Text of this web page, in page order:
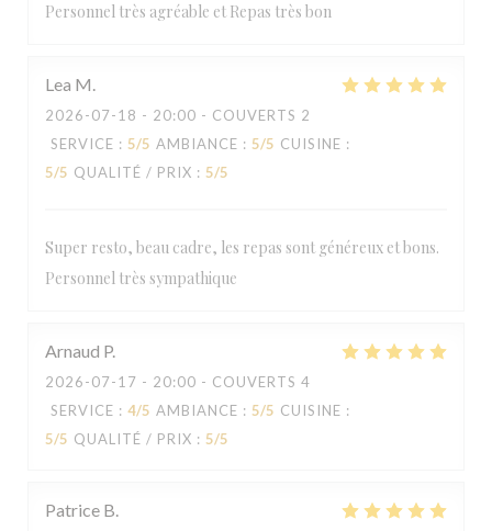
Personnel très agréable et Repas très bon
Lea M
2026-07-18 - 20:00 - COUVERTS 2
SERVICE : 5/5 AMBIANCE : 5/5 CUISINE :
5/5 QUALITÉ / PRIX : 5/5
Super resto, beau cadre, les repas sont généreux et bons.
Personnel très sympathique
Arnaud P
2026-07-17 - 20:00 - COUVERTS 4
SERVICE : 4/5 AMBIANCE : 5/5 CUISINE :
5/5 QUALITÉ / PRIX : 5/5
Patrice B